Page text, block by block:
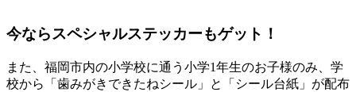
今ならスペシャルステッカーもゲット！
また、福岡市内の小学校に通う小学1年生のお子様のみ、学
校から「歯みがきできたねシール」と「シール台紙」が配布